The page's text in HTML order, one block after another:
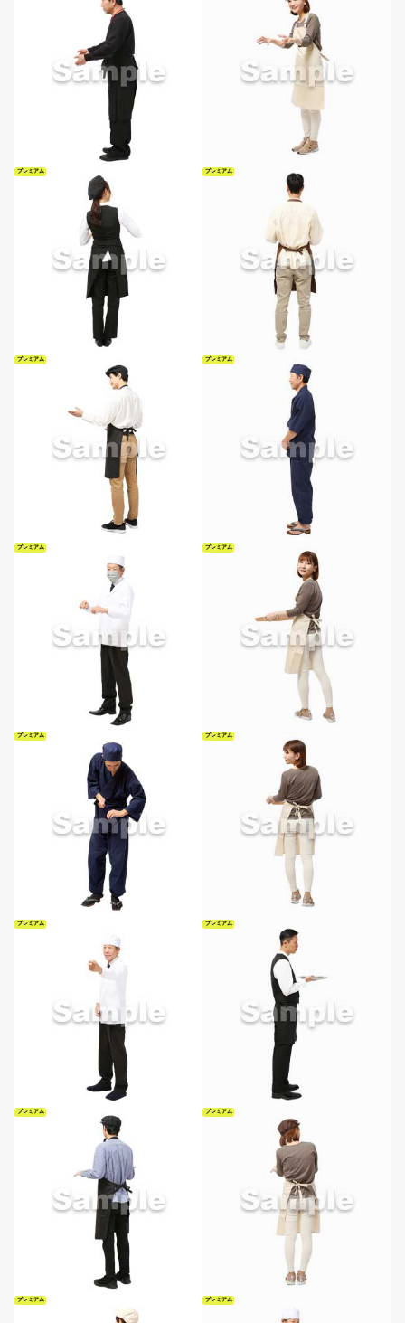
プレミアム プレミアム
プレミアム プレミアム
プレミアム プレミアム
プレミアム プレミアム
プレミアム プレミアム
プレミアム プレミアム
プレミアム プレミアム